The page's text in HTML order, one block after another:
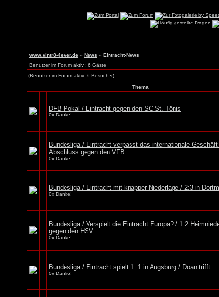
www.eintr8-4ever.de » News » Eintracht-News
Benutzer im Forum aktiv : 6 Gäste
(Benutzer im Forum aktiv: 6 Besucher)
Thema
DFB-Pokal / Eintracht gegen den SC St. Tönis
0x Danke!
Bundesliga / Eintracht verpasst das internationale
Abschluss gegen den VFB
0x Danke!
Bundesliga / Eintracht mit knapper Niederlage / 2:3 in
0x Danke!
Bundesliga / Verspielt die Eintracht Europa? / 1:2
gegen den HSV
0x Danke!
Bundesliga / Eintracht spielt 1: 1 in Augsburg / Doan trifft
0x Danke!